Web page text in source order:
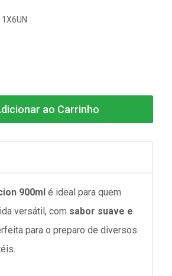
ao Carrinho
900ml é ideal para quem
versátil, com sabor suave e
para o preparo de diversos